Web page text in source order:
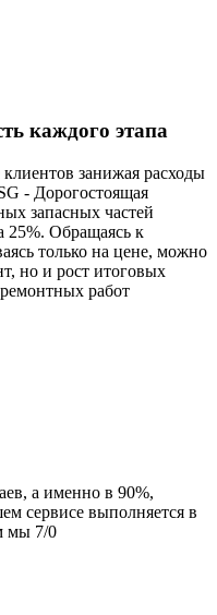
каждого этапа
занижая расходы
- Дорогостоящая
запасных частей
25%. Обращаясь к
только на цене, можно
но и рост итоговых
работ
а именно в 90%,
сервисе выполняется в
мы 7/0